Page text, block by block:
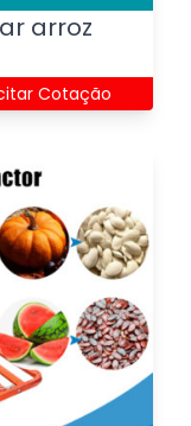
arroz
Cotação